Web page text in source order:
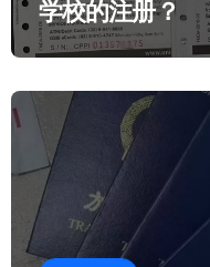
学校的注册？